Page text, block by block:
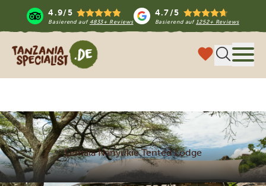
4.9/5
Basierend auf 4833+ Reviews
4.7/5
Basierend auf1252+ Reviews
Tanzania Specialist
Lemala Nanyukie Tented Lodge